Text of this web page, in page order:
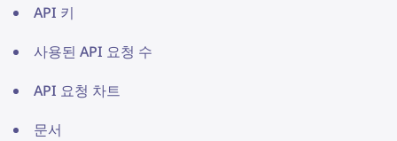
API 키
사용된 API 요청 수
API 요청 차트
문서